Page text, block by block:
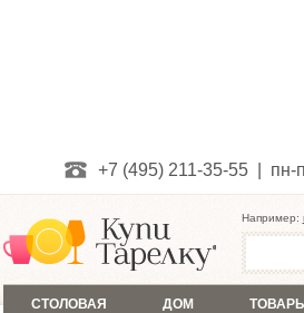
+7 (495) 211-35-55 | пн-
Например:
СТОЛОВАЯ ДОМ